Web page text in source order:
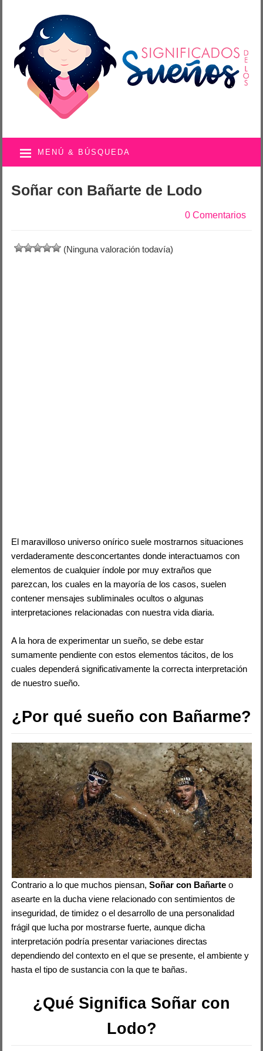
MENÚ & BÚSQUEDA
Soñar con Bañarte de Lodo
0 Comentarios
(Ninguna valoración todavía)
El maravilloso universo onírico suele mostrarnos situaciones
verdaderamente desconcertantes donde interactuamos con
elementos de cualquier índole por muy extraños que
parezcan, los cuales en la mayoría de los casos, suelen
contener mensajes subliminales ocultos o algunas
interpretaciones relacionadas con nuestra vida diaria.
A la hora de experimentar un sueño, se debe estar
sumamente pendiente con estos elementos tácitos, de los
cuales dependerá significativamente la correcta interpretación
de nuestro sueño.
¿Por qué sueño con Bañarme?
Contrario a lo que muchos piensan,Soñar con Bañarte o
asearte en la ducha viene relacionado con sentimientos de
inseguridad, de timidez o el desarrollo de una personalidad
frágil que lucha por mostrarse fuerte, aunque dicha
interpretación podría presentar variaciones directas
dependiendo del contexto en el que se presente, el ambiente y
hasta el tipo de sustancia con la que te bañas.
¿Qué Significa Soñar con
Lodo?